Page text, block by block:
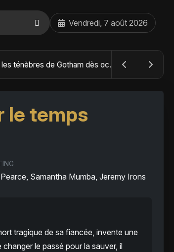
Vendredi, 7 août 2026
The Batman : Part II – Robert Pattinson replonge dans les ténèbres de Gotham dès octobre 2027
le temps
Samantha Mumba, Jeremy Irons
tragique de sa fiancée, invente une
le passé pour la sauver, il